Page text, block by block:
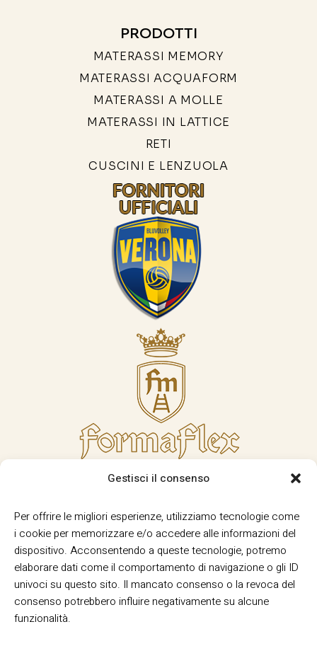
Gestisci il consenso
Per offrire le migliori esperienze, utilizziamo tecnologie come
i cookie per memorizzare e/o accedere alle informazioni del
dispositivo. Acconsentendo a queste tecnologie, potremo
elaborare dati come il comportamento di navigazione o gli ID
univoci su questo sito. Il mancato consenso o la revoca del
consenso potrebbero influire negativamente su alcune
funzionalità.
PRODOTTI
MATERASSI MEMORY
MATERASSI ACQUAFORM
MATERASSI A MOLLE
MATERASSI IN LATTICE
RETI
CUSCINI E LENZUOLA